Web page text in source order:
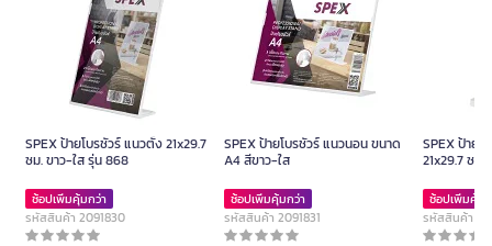
SPEX ป้ายโบรชัวร์ แนวตั้ง 21x29.7
ซม. ขาว-ใส รุ่น 868
ช้อปเพิ่มคุ้มกว่า
รหัสสินค้า 2091830
SPEX ป้ายโบรชัวร์ แนวนอน ขนาด
A4 สีขาว-ใส
ช้อปเพิ่มคุ้มกว่า
รหัสสินค้า 2091831
SPEX ป้าย
21x29.7 ซม.
ช้อปเพิ่มคุ้ม
รหัสสินค้า